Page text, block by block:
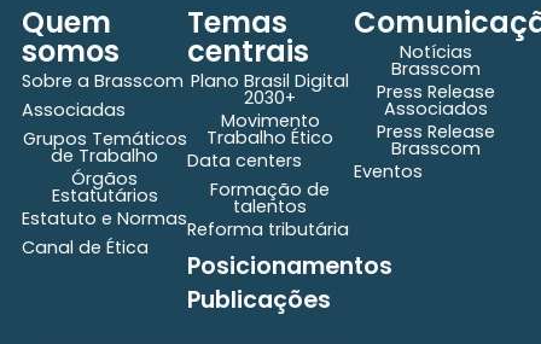
Quem
somos
Sobre a Brasscom
Associadas
Grupos Temáticos
de Trabalho
Órgãos
Estatutários
Estatuto e Normas
Canal de Ética
Temas
centrais
Plano Brasil Digital
2030+
Movimento
Trabalho Ético
Data centers
Formação de
talentos
Reforma tributária
Posicionamentos
Publicações
Notícias
Brasscom
Press Release
Associados
Press Release
Brasscom
Eventos